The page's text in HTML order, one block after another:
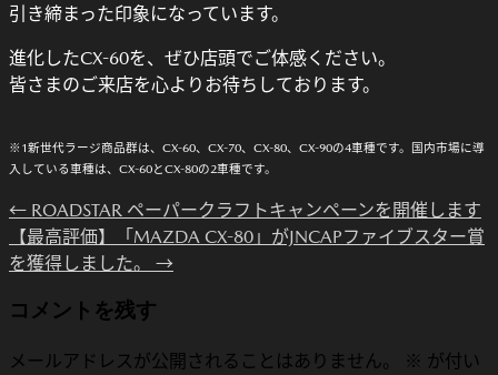
引き締まった印象になっています。
進化したCX-60を、ぜひ店頭でご体感ください。
皆さまのご来店を心よりお待ちしております。
※1新世代ラージ商品群は、CX-60、CX-70、CX-80、CX-90の4車種です。国内市場に導
入している車種は、CX-60とCX-80の2車種です。
← ROADSTAR ペーパークラフトキャンペーンを開催します
【最高評価】「MAZDA CX-80」がJNCAPファイブスター賞
を獲得しました。 →
コメントを残す
メールアドレスが公開されることはありません。 ※ が付い